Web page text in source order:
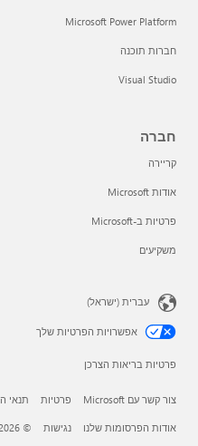
Microsoft Power Platform
חברות תוכנה
Visual Studio
חברה
קריירה
אודות Microsoft
פרטיות ב-Microsoft
משקיעים
עברית (ישראל)
אפשרויות הפרטיות שלך
פרטיות בריאות הצרכן
צור קשר עם Microsoft פרטיות תנאי
אודות הפרסומות שלנו נגישות © Microsoft 2026